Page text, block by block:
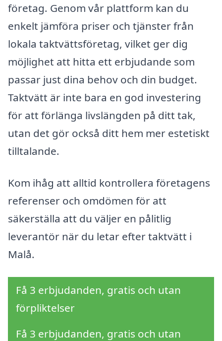
företag. Genom vår plattform kan du
enkelt jämföra priser och tjänster från
lokala taktvättsföretag, vilket ger dig
möjlighet att hitta ett erbjudande som
passar just dina behov och din budget.
Taktvätt är inte bara en god investering
för att förlänga livslängden på ditt tak,
utan det gör också ditt hem mer estetiskt
tilltalande.
Kom ihåg att alltid kontrollera företagens
referenser och omdömen för att
säkerställa att du väljer en pålitlig
leverantör när du letar efter taktvätt i
Malå.
Få 3 erbjudanden, gratis och utan
förpliktelser
Få 3 erbjudanden, gratis och utan